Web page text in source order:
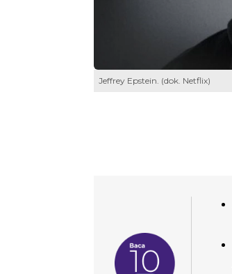
Jeffrey Epstein. (dok. Netflix)